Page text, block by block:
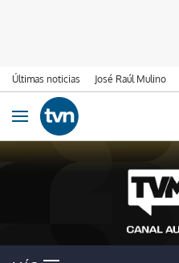
Últimas noticias José Raúl Mulino
Ir al contenido
Obrir navegació